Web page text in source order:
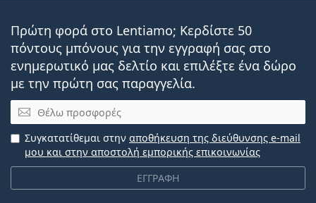
Πρώτη φορά στο Lentiamo; Κερδίστε 50
πόντους μπόνους για την εγγραφή σας στο
ενημερωτικό μας δελτίο και επιλέξτε ένα δώρο
με την πρώτη σας παραγγελία.
Email
ΕΓΓΡΑΦΗ
Συγκατατίθεμαι στην αποθήκευση της διεύθυνσης e-mail
μου και στην αποστολή εμπορικής επικοινωνίας